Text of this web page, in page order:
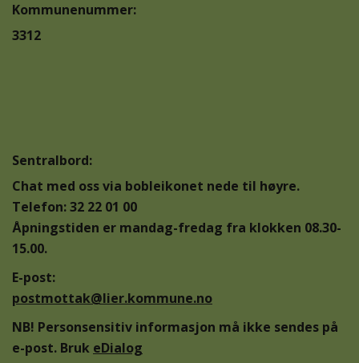
Kommunenummer:
3312
Sentralbord:
Chat med oss via bobleikonet nede til høyre.
Telefon: 32 22 01 00
Åpningstiden er mandag-fredag fra klokken 08.30-
15.00.
E-post:
postmottak@lier.kommune.no
NB! Personsensitiv informasjon må ikke sendes på
e-post. Bruk eDialog